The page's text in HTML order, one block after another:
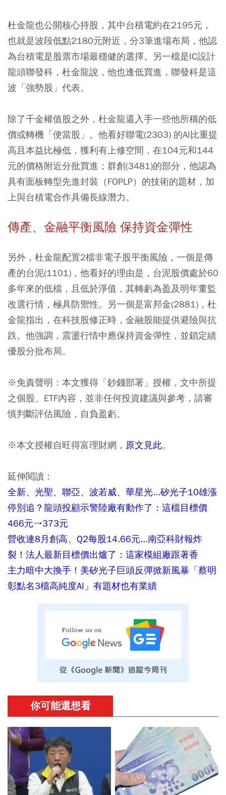
杜金龍也公開核心持股，其中台積電約在2195元，
也就是波段低點2180元附近，分3筆進場布局，他認
為台積電是股票市場最穩健的選擇。另一檔是IC設計
龍頭聯發科，杜金龍說，他也逢低買進，聯發科是這
波「強勢股」代表。
除了千金權值股之外，杜金龍還入手一些他所稱的低
價或轉機「便當股」。他看好聯電(2303) 的AI比重提
高且本益比極低，獲利有上修空間，在104元和144
元的價格附近分批買進；群創(3481)的部分，他認為
具有面板轉型先進封裝（FOPLP）的技術的題材，加
上與台積電合作具備長線潛力。
傳產、金融平衡風險 保持資金彈性
另外，杜金龍配置2檔非電子股平衡風險，一個是傳
產的台泥(1101)，他看好的理由是，台泥股價處於60
多年來的低檔，且低於淨值，其轉虧為盈及明年董監
改選行情，極具防禦性。另一個是富邦金(2881)，杜
金龍指出，在科技股修正時，金融股能提供避險與抗
跌。他強調，震盪行情中應保持資金彈性，並鎖定績
優股分批布局。
※免責聲明：本文獲得「鈔錢部署」授權，文中所提
之個股、ETF內容，並非任何投資建議與參考，請審
慎判斷評估風險，自負盈虧。
※本文授權自旺得富理財網， 原文見此。
延伸閱讀：
全新、光聖、聯亞、波若威、華星光...矽光子10雄漲
停別追？龍頭投顧示警陸廠有動作了：這檔目標價
466元→373元
營收連8月創高、Q2每股14.66元...南亞科財報炸
裂！法人最新目標價出爐了：這家模組廠跟著香
主力暗中大換手！美矽光子巨頭反彈掀新風暴「蔡明
彰點名3檔高純度AI」有題材也有業績